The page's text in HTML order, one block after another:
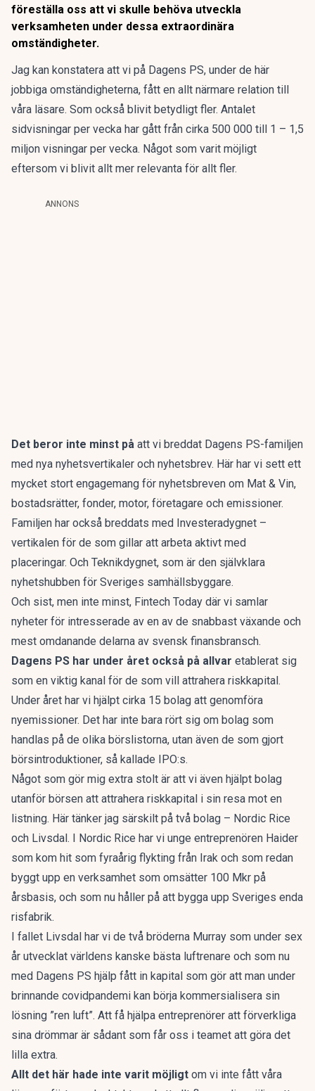
föreställa oss att vi skulle behöva utveckla
verksamheten under dessa extraordinära
omständigheter.
Jag kan konstatera att vi på Dagens PS, under de här
jobbiga omständigheterna, fått en allt närmare relation till
våra läsare. Som också blivit betydligt fler. Antalet
sidvisningar per vecka har gått från cirka 500 000 till 1 – 1,5
miljon visningar per vecka. Något som varit möjligt
eftersom vi blivit allt mer relevanta för allt fler.
ANNONS
Det beror inte minst på att vi breddat Dagens PS-familjen
med nya nyhetsvertikaler och nyhetsbrev. Här har vi sett ett
mycket stort engagemang för nyhetsbreven om Mat & Vin,
bostadsrätter, fonder, motor, företagare och emissioner.
Familjen har också breddats med Investeradygnet –
vertikalen för de som gillar att arbeta aktivt med
placeringar. Och Teknikdygnet, som är den självklara
nyhetshubben för Sveriges samhällsbyggare.
Och sist, men inte minst, Fintech Today där vi samlar
nyheter för intresserade av en av de snabbast växande och
mest omdanande delarna av svensk finansbransch.
Dagens PS har under året också på allvar etablerat sig
som en viktig kanal för de som vill attrahera riskkapital.
Under året har vi hjälpt cirka 15 bolag att genomföra
nyemissioner. Det har inte bara rört sig om bolag som
handlas på de olika börslistorna, utan även de som gjort
börsintroduktioner, så kallade IPO:s.
Något som gör mig extra stolt är att vi även hjälpt bolag
utanför börsen att attrahera riskkapital i sin resa mot en
listning. Här tänker jag särskilt på två bolag – Nordic Rice
och Livsdal. I Nordic Rice har vi unge entreprenören Haider
som kom hit som fyraårig flykting från Irak och som redan
byggt upp en verksamhet som omsätter 100 Mkr på
årsbasis, och som nu håller på att bygga upp Sveriges enda
risfabrik.
I fallet Livsdal har vi de två bröderna Murray som under sex
år utvecklat världens kanske bästa luftrenare och som nu
med Dagens PS hjälp fått in kapital som gör att man under
brinnande covidpandemi kan börja kommersialisera sin
lösning ”ren luft”. Att få hjälpa entreprenörer att förverkliga
sina drömmar är sådant som får oss i teamet att göra det
lilla extra.
Allt det här hade inte varit möjligt om vi inte fått våra